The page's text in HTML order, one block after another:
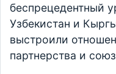
беспрецедентный
Узбекистан и
выстроили
партнерства и